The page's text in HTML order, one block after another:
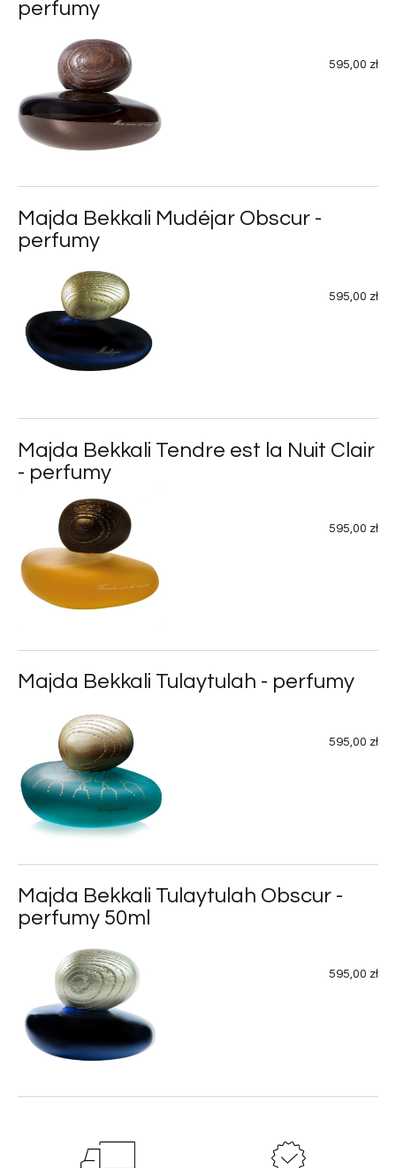
perfumy
595,00 zł
Majda Bekkali Mudéjar Obscur -
perfumy
595,00 zł
Majda Bekkali Tendre est la Nuit Clair
- perfumy
595,00 zł
Majda Bekkali Tulaytulah - perfumy
595,00 zł
Majda Bekkali Tulaytulah Obscur -
perfumy 50ml
595,00 zł